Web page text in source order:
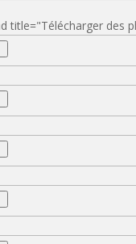
title="Télécharger des